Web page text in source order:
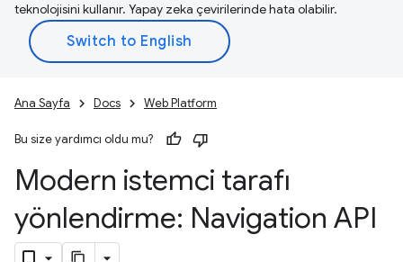
teknolojisini kullanır. Yapay zeka çevirilerinde hata olabilir.
Ana Sayfa Docs Web Platform
Bu size yardımcı oldu mu?
Modern istemci tarafı
yönlendirme: Navigation API